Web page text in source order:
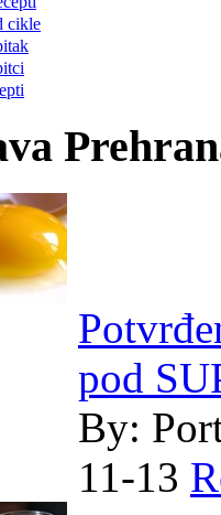
cikle
pod
By:
11-13